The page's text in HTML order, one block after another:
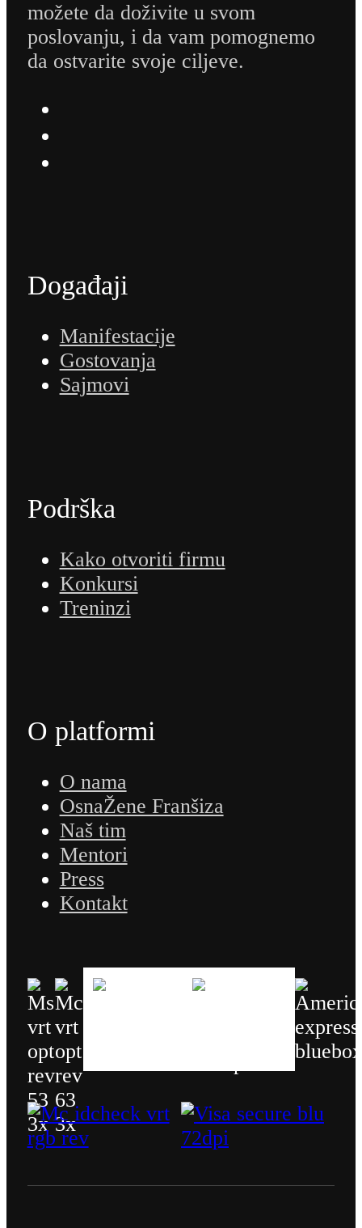
možete da doživite u svom
poslovanju, i da vam pomognemo
da ostvarite svoje ciljeve.
Događaji
Manifestacije
Gostovanja
Sajmovi
Podrška
Kako otvoriti firmu
Konkursi
Treninzi
O platformi
O nama
OsnaŽene Franšiza
Naš tim
Mentori
Press
Kontakt